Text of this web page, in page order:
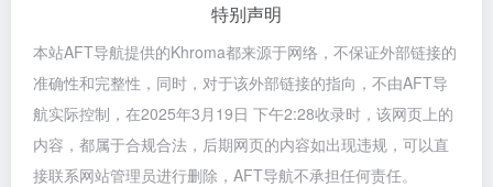
特别声明
本站AFT导航提供的Khroma都来源于网络，不保证外部链接的
准确性和完整性，同时，对于该外部链接的指向，不由AFT导
航实际控制，在2025年3月19日 下午2:28收录时，该网页上的
内容，都属于合规合法，后期网页的内容如出现违规，可以直
接联系网站管理员进行删除，AFT导航不承担任何责任。